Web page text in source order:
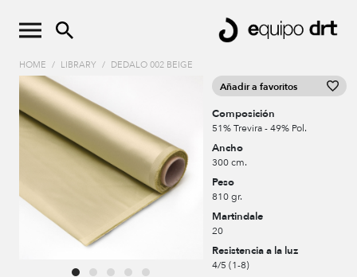
HOME / LIBRARY / DEDALO 002 BEIGE
Añadir a favoritos
Composición
51% Trevira - 49% Pol.
Ancho
300 cm.
Peso
810 gr.
Martindale
20
Resistencia a la luz
4/5 (1-8)